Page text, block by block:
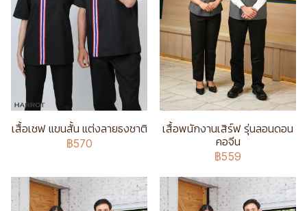
เสื้อเชฟ แขนสั้น แต่งลายธงชาติ
฿570
เสื้อพนักงานเสิร์ฟ รุ่นลอนดอน
คอจีน
฿559